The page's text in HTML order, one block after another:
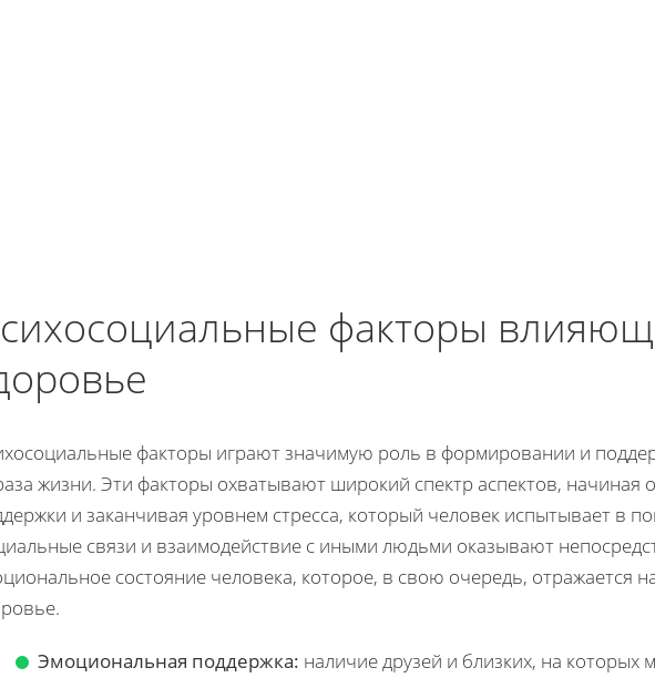
факторы
факторы играют значимую роль в формировании и
жизни. Эти факторы охватывают широкий спектр аспектов, начиная
и заканчивая уровнем стресса, который человек испытывает в
связи и взаимодействие с иными людьми оказывают
состояние человека, которое, в свою очередь, отражается
Эмоциональная поддержка: наличие друзей и близких, на которых